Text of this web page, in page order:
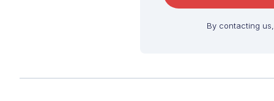
By contacting